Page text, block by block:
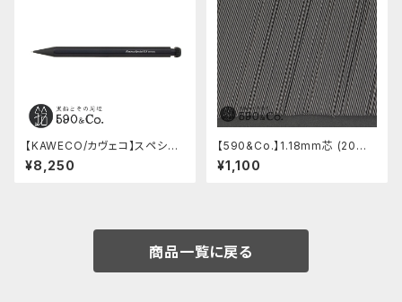
【KAWECO/カヴェコ】スペシャ
ルペンシル(0.5mm)
¥8,250
【590&Co.】1.18mm芯 (20本
入り)
¥1,100
商品一覧に戻る